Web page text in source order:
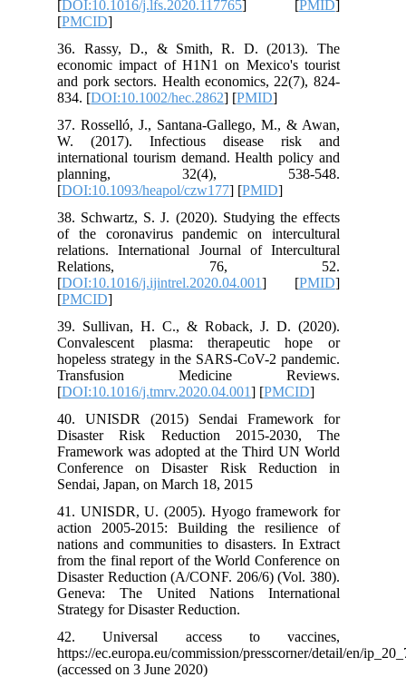
[DOI:10.1016/j.lfs.2020.117765 ] [PMID
[PMCID
36. Rassy, D., & Smith, R. D. (2013). The
economic impact of H1N1 on Mexico's tourist
and pork sectors. Health economics, 22(7), 824-
834. [DOI:10.1002/hec.2862] [PMID
37. Rosselló, J., Santana-Gallego, M., & Awan,
W. (2017). Infectious disease risk and
international tourism demand. Health policy and
planning, 32(4), 538-548.
[DOI:10.1093/heapol/czw177] [PMID
38. Schwartz, S. J. (2020). Studying the effects
of the coronavirus pandemic on intercultural
relations. International Journal of Intercultural
Relations, 76, 52.
[DOI:10.1016/j.ijintrel.2020.04.001 ] [PMID
[PMCID
39. Sullivan, H. C., & Roback, J. D. (2020).
Convalescent plasma: therapeutic hope or
hopeless strategy in the SARS-CoV-2 pandemic.
Transfusion Medicine Reviews.
[DOI:10.1016/j.tmrv.2020.04.001] [PMCID
40. UNISDR (2015) Sendai Framework for
Disaster Risk Reduction 2015-2030, The
Framework was adopted at the Third UN World
Conference on Disaster Risk Reduction in
Sendai, Japan, on March 18, 2015
41. UNISDR, U. (2005). Hyogo framework for
action 2005-2015: Building the resilience of
nations and communities to disasters. In Extract
from the final report of the World Conference on
Disaster Reduction (A/CONF. 206/6) (Vol. 380).
Geneva: The United Nations International
Strategy for Disaster Reduction.
42. Universal access to vaccines,
https://ec.europa.eu/commission/presscorner/detail/en/
(accessed on 3 June 2020)